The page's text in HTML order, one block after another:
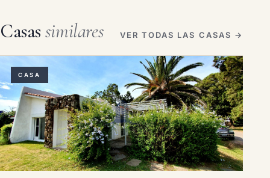
Casas similares VER TODAS LAS CASAS →
CASA